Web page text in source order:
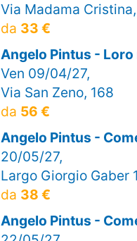
Via Madama Cristina,
da 33 €
Angelo Pintus - Loro
Ven 09/04/27,
Via San Zeno, 168
da 56 €
Angelo Pintus -
20/05/27,
Largo Giorgio Gaber 1
da 38 €
Angelo Pintus -